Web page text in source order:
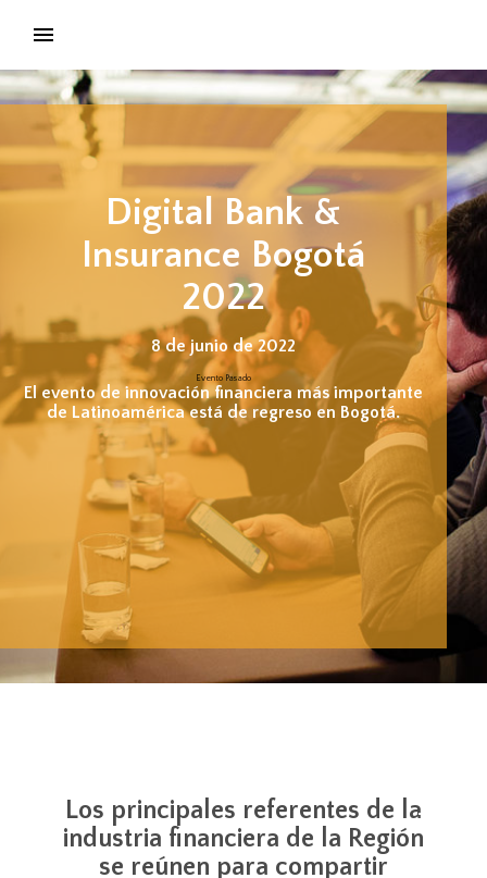
Digital Bank &
Insurance Bogotá
2022
8 de junio de 2022
Evento Pasado
El evento de innovación financiera más importante
de Latinoamérica está de regreso en Bogotá.
Los principales referentes de la
industria financiera de la Región
se reúnen para compartir